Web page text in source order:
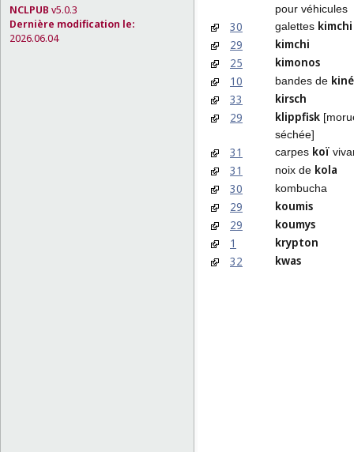
NCLPUB v5.0.3
Dernière modification le:
2026.06.04
pour véhicules
30 galettes kimchi
29
kimchi
25
kimonos
10
bandes de
33
kirsch
29
klippfisk
séchée]
31 carpes koï
31 noix de kola
30
kombucha
29
koumis
29
koumys
1
krypton
32
kwas